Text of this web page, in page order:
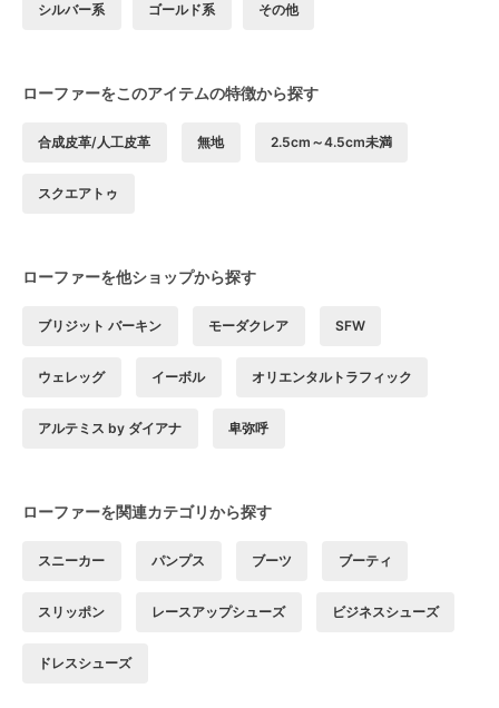
シルバー系 ゴールド系 その他
ローファーをこのアイテムの特徴から探す
合成皮革/人工皮革 無地 2.5cm～4.5cm未満
スクエアトゥ
ローファーを他ショップから探す
ブリジット バーキン モーダクレア SFW
ウェレッグ イーボル オリエンタルトラフィック
アルテミス by ダイアナ 卑弥呼
ローファーを関連カテゴリから探す
スニーカー パンプス ブーツ ブーティ
スリッポン レースアップシューズ ビジネスシューズ
ドレスシューズ